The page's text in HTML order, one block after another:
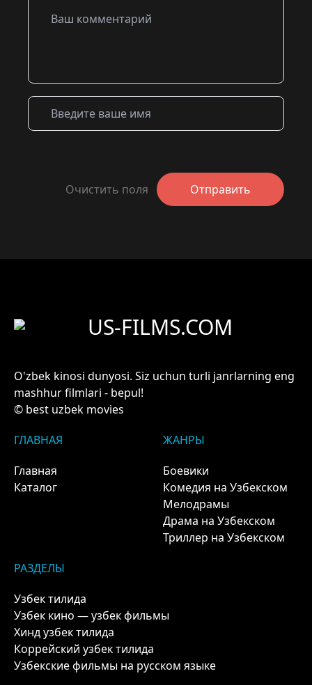
Очистить поля Отправить
US-FILMS.COM
O'zbek kinosi dunyosi. Siz uchun turli janrlarning eng
mashhur filmlari - bepul!
© best uzbek movies
ГЛАВНАЯ
Главная
Каталог
ЖАНРЫ
Боевики
Комедия на Узбекском
Мелодрамы
Драма на Узбекском
Триллер на Узбекском
РАЗДЕЛЫ
Узбек тилида
Узбек кино — узбек фильмы
Хинд узбек тилида
Коррейский узбек тилида
Узбекские фильмы на русском языке